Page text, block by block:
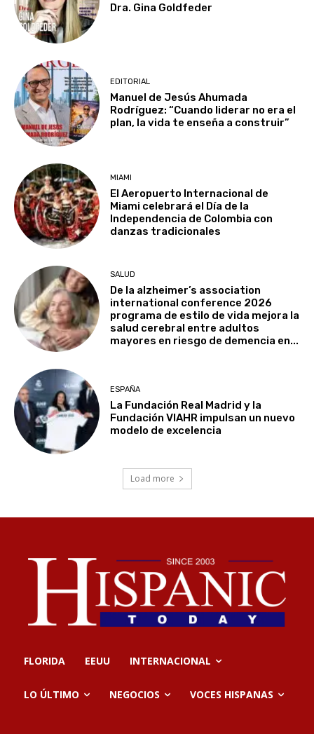
Dra. Gina Goldfeder
EDITORIAL
Manuel de Jesús Ahumada
Rodríguez: “Cuando liderar no era el
plan, la vida te enseña a construir”
MIAMI
El Aeropuerto Internacional de
Miami celebrará el Día de la
Independencia de Colombia con
danzas tradicionales
SALUD
De la alzheimer’s association
international conference 2026
programa de estilo de vida mejora la
salud cerebral entre adultos
mayores en riesgo de demencia en...
ESPAÑA
La Fundación Real Madrid y la
Fundación VIAHR impulsan un nuevo
modelo de excelencia
Load more
FLORIDA EEUU INTERNACIONAL
LO ÚLTIMO NEGOCIOS VOCES HISPANAS